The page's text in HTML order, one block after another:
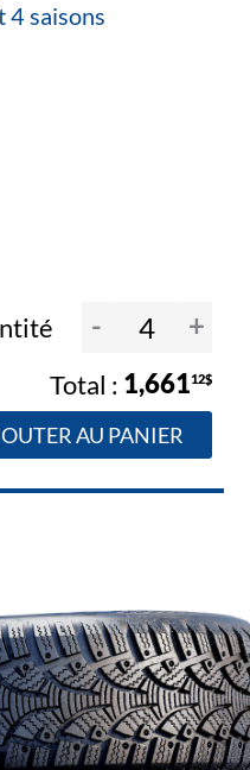
4 saisons
- +
1,66112$
AU PANIER